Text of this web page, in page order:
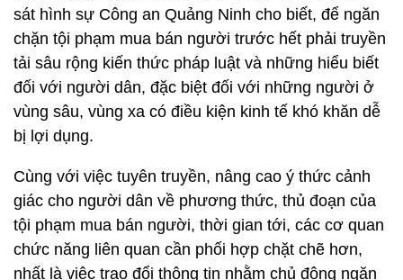
sát hình sự Công an Quảng Ninh cho biết, để ngăn
chặn tội phạm mua bán người trước hết phải truyền
tải sâu rộng kiến thức pháp luật và những hiểu biết
đối với người dân, đặc biệt đối với những người ở
vùng sâu, vùng xa có điều kiện kinh tế khó khăn dễ
bị lợi dụng.
Cùng với việc tuyên truyền, nâng cao ý thức cảnh
giác cho người dân về phương thức, thủ đoạn của
tội phạm mua bán người, thời gian tới, các cơ quan
chức năng liên quan cần phối hợp chặt chẽ hơn,
nhất là việc trao đổi thông tin nhằm chủ động ngăn